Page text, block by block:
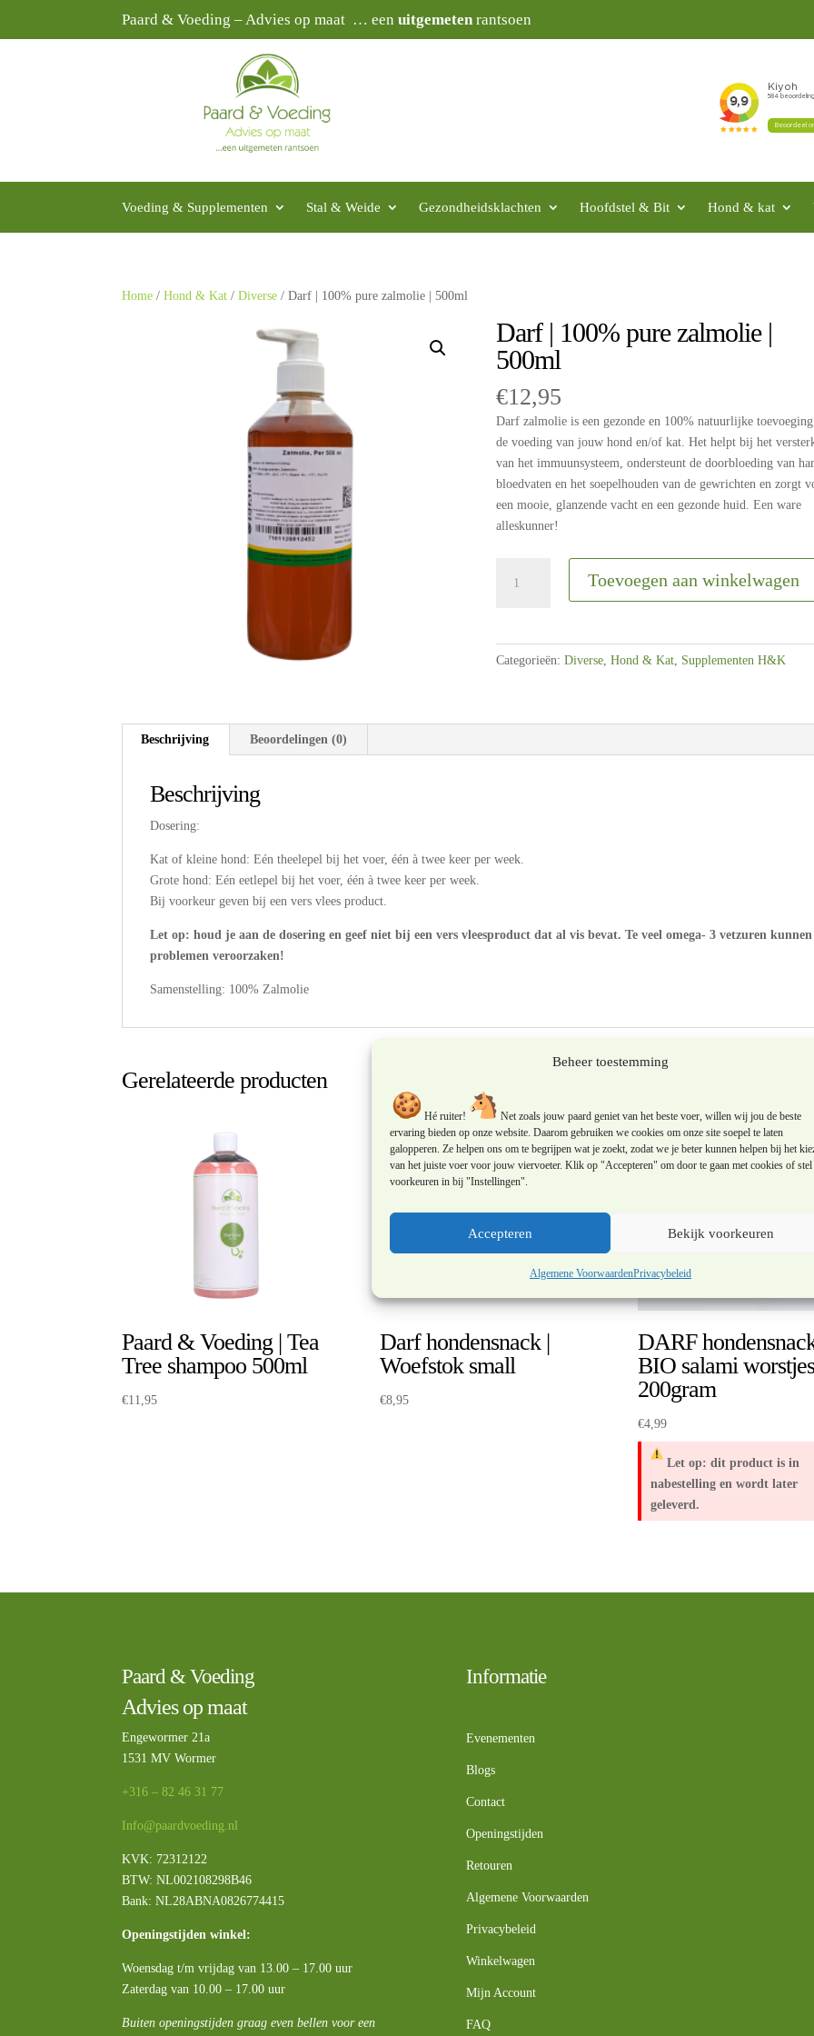
Beheer toestemming
Hé ruiter!
Net zoals jouw paard geniet van het beste voer, willen wij jou de beste
ervaring bieden op onze website. Daarom gebruiken we cookies om onze site soepel te laten
galopperen. Ze helpen ons om te begrijpen wat je zoekt, zodat we je beter kunnen helpen bij het
van het juiste voer voor jouw viervoeter. Klik op "Accepteren" om door te gaan met cookies of stel
voorkeuren in bij "Instellingen".
Accepteren Bekijk voorkeuren
Algemene VoorwaardenPrivacybeleid
Paard & Voeding – Advies op maat … eenuitgemetenrantsoen
Voeding & Supplementen Stal & Weide Gezondheidsklachten Hoofdstel & Bit Hond & kat
Home /Hond & Kat /Diverse / Darf | 100% pure zalmolie | 500ml
Darf | 100% pure zalmolie |
500ml
€12,95
Darf zalmolie is een gezonde en 100% natuurlijke
de voeding van jouw hond en/of kat. Het helpt bij het
van het immuunsysteem, ondersteunt de doorbloeding van
bloedvaten en het soepelhouden van de gewrichten en zorgt
een mooie, glanzende vacht en een gezonde huid. Een ware
alleskunner!
Toevoegen aan winkelwagen
Categorieën:Diverse,Hond & Kat, Supplementen H&K
Beschrijving Beoordelingen (0)
Beschrijving
Dosering:
Kat of kleine hond: Eén theelepel bij het voer, één à twee keer per week.
Grote hond: Eén eetlepel bij het voer, één à twee keer per week.
Bij voorkeur geven bij een vers vlees product.
Let op: houd je aan de dosering en geef niet bij een vers vleesproduct dat al vis bevat. Te veel omega- 3 vetzuren kunnen
problemen veroorzaken!
Samenstelling: 100% Zalmolie
Gerelateerde producten
Paard & Voeding | Tea
Tree shampoo 500ml
€11,95
Darf hondensnack |
Woefstok small
€8,95
DARF
BIO salami worstjes
200gram
€4,99
Let op: dit product is in
nabestelling en wordt later
geleverd.
Paard & Voeding
Advies op maat
Engewormer 21a
1531 MV Wormer
+316 – 82 46 31 77
Info@paardvoeding.nl
KVK: 72312122
BTW:NL002108298B46
Bank: NL28ABNA0826774415
Openingstijden winkel:
Woensdag t/m vrijdag van 13.00 – 17.00 uur
Zaterdag van 10.00 – 17.00 uur
Buiten openingstijden graag even bellen voor een
Informatie
Evenementen
Blogs
Contact
Openingstijden
Retouren
Algemene Voorwaarden
Privacybeleid
Winkelwagen
Mijn Account
FAQ